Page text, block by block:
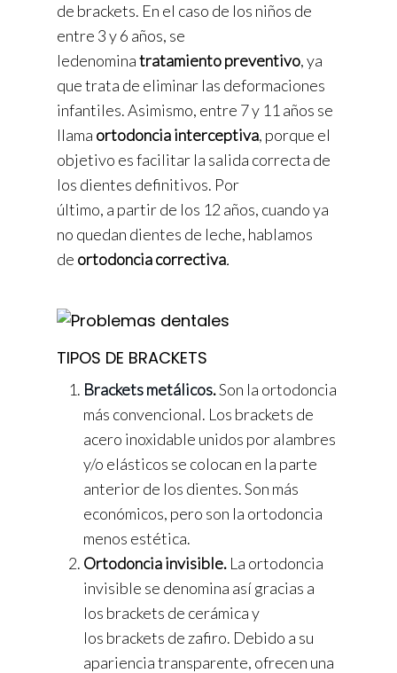
de brackets. En el caso de los niños de
entre 3 y 6 años, se
ledenominatratamiento preventivo, ya
que trata de eliminar las deformaciones
infantiles. Asimismo, entre 7 y 11 años se
llama ortodoncia interceptiva, porque el
objetivo es facilitar la salida correcta de
los dientes definitivos. Por
último, a partir de los 12 años, cuando ya
no quedan dientes de leche, hablamos
de ortodoncia correctiva.
TIPOS DE BRACKETS
Brackets metálicos.Son la ortodoncia
más convencional. Los brackets de
acero inoxidable unidos por alambres
y/o elásticos se colocan en la parte
anterior de los dientes. Son más
económicos, pero son la ortodoncia
menos estética.
Ortodoncia invisible. La ortodoncia
invisible se denomina así gracias a
los brackets de cerámica y
los brackets de zafiro. Debido a su
apariencia transparente, ofrecen una